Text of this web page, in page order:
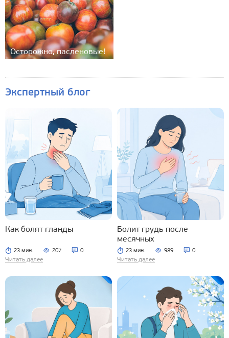
Осторожно, пасленовые!
Экспертный блог
Как болят гланды
23 мин. 207 0
Читать далее
Болит грудь после
месячных
23 мин. 989 0
Читать далее